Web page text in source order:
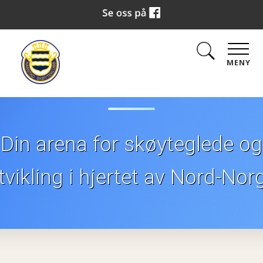
MENY
Din arena for skøyteglede og
i hjertet av Nord-